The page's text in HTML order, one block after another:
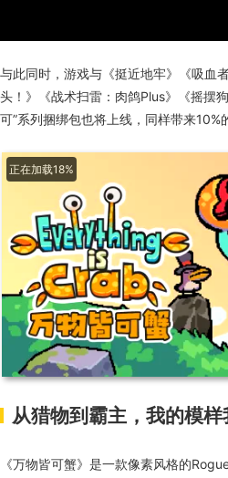
与此同时，游戏与《挺近地牢》《吸血
头！》《战术扫雷：肉鸽Plus》《摇摆
可”系列捆绑包也将上线，同样带来10%
从猎物到霸主，我的模样
《万物皆可蟹》是一款像素风格的